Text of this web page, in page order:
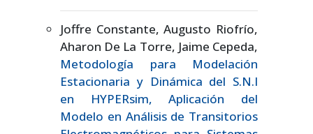
Joffre Constante, Augusto Riofrío,
Aharon De La Torre, Jaime Cepeda,
Metodología para Modelación
Estacionaria y Dinámica del S.N.I
en HYPERsim, Aplicación del
Modelo en Análisis de Transitorios